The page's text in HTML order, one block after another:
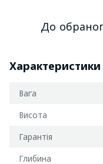
До
Характеристики
Вага
Висота
Гарантія
Глибина